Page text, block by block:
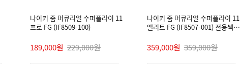
나이키 줌 머큐리얼 수퍼플라이 11
프로 FG (IF8509-100)
189,000원 229,000원
나이키 줌 머큐리얼 수퍼플라이 11
엘리트 FG (IF8507-001) 전용쌕/
359,000원 359,000원